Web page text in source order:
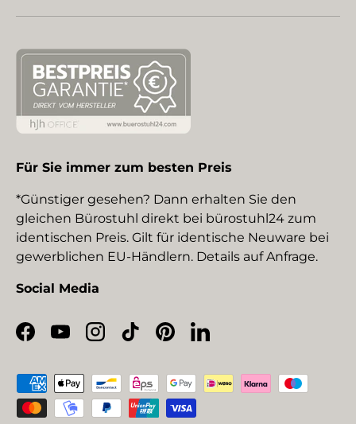
Für Sie immer zum besten Preis
*Günstiger gesehen? Dann erhalten Sie den
gleichen Bürostuhl direkt bei bürostuhl24 zum
identischen Preis. Gilt für identische Neuware bei
gewerblichen EU-Händlern. Details auf Anfrage.
Social Media
Facebook
YouTubeInstagram
TikTokPinterestLinkedIn
Zahlungsmethoden